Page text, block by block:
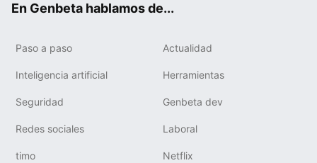
En Genbeta hablamos de...
Paso a paso Actualidad
Inteligencia artificial Herramientas
Seguridad Genbeta dev
Redes sociales Laboral
timo Netflix